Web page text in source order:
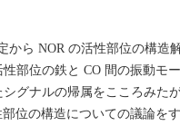
ら NOR の活性部位の構造
部位の鉄と CO 間の振動モ
グナルの帰属をこころみた
位の構造についての議論を